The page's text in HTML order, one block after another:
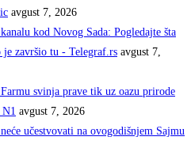
avgust 7, 2026
kod Novog Sada: Pogledajte šta
završio tu - Telegraf.rs avgust 7,
svinja prave tik uz oazu prirode
N1 avgust 7, 2026
učestvovati na ovogodišnjem Sajmu